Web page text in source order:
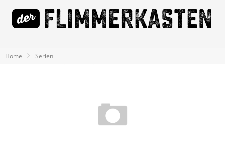
Home Serien